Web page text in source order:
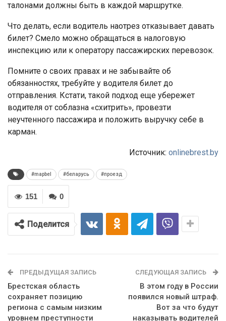
талонами должны быть в каждой маршрутке.
Что делать, если водитель наотрез отказывает давать
билет? Смело можно обращаться в налоговую
инспекцию или к оператору пассажирских перевозок.
Помните о своих правах и не забывайте об
обязанностях, требуйте у водителя билет до
отправления. Кстати, такой подход еще убережет
водителя от соблазна «схитрить», провезти
неучтенного пассажира и положить выручку себе в
карман.
Источник: onlinebrest.by
#mapbel #беларусь #проезд
0
151
Поделится
ПРЕДЫДУЩАЯ ЗАПИСЬ
Брестская область
сохраняет позицию
региона с самым низким
уровнем преступности
СЛЕДУЮЩАЯ ЗАПИСЬ
В этом году в России
появился новый штраф.
Вот за что будут
наказывать водителей